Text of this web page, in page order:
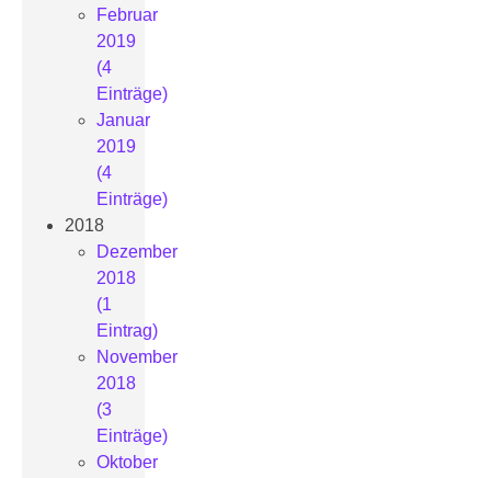
Februar
2019
(4
Einträge)
Januar
2019
(4
Einträge)
2018
Dezember
2018
(1
Eintrag)
November
2018
(3
Einträge)
Oktober